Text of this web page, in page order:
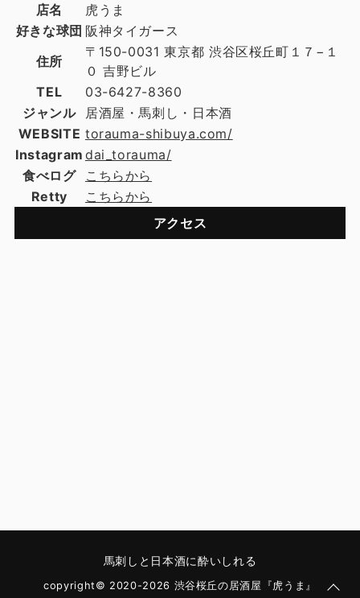
店名
虎うま
好きな球団 阪神タイガース
住所
〒150-0031 東京都 渋谷区桜丘町１７−１
０ 吉野ビル
TEL
03-6427-8360
ジャンル
居酒屋・馬刺し・日本酒
WEBSITE torauma-shibuya.com/
Instagram dai_torauma/
食べログ
こちらから
Retty
こちらから
アクセス
馬刺しと日本酒に酔いしれる
copyright© 2020-2026 渋谷桜丘の居酒屋『虎うま』